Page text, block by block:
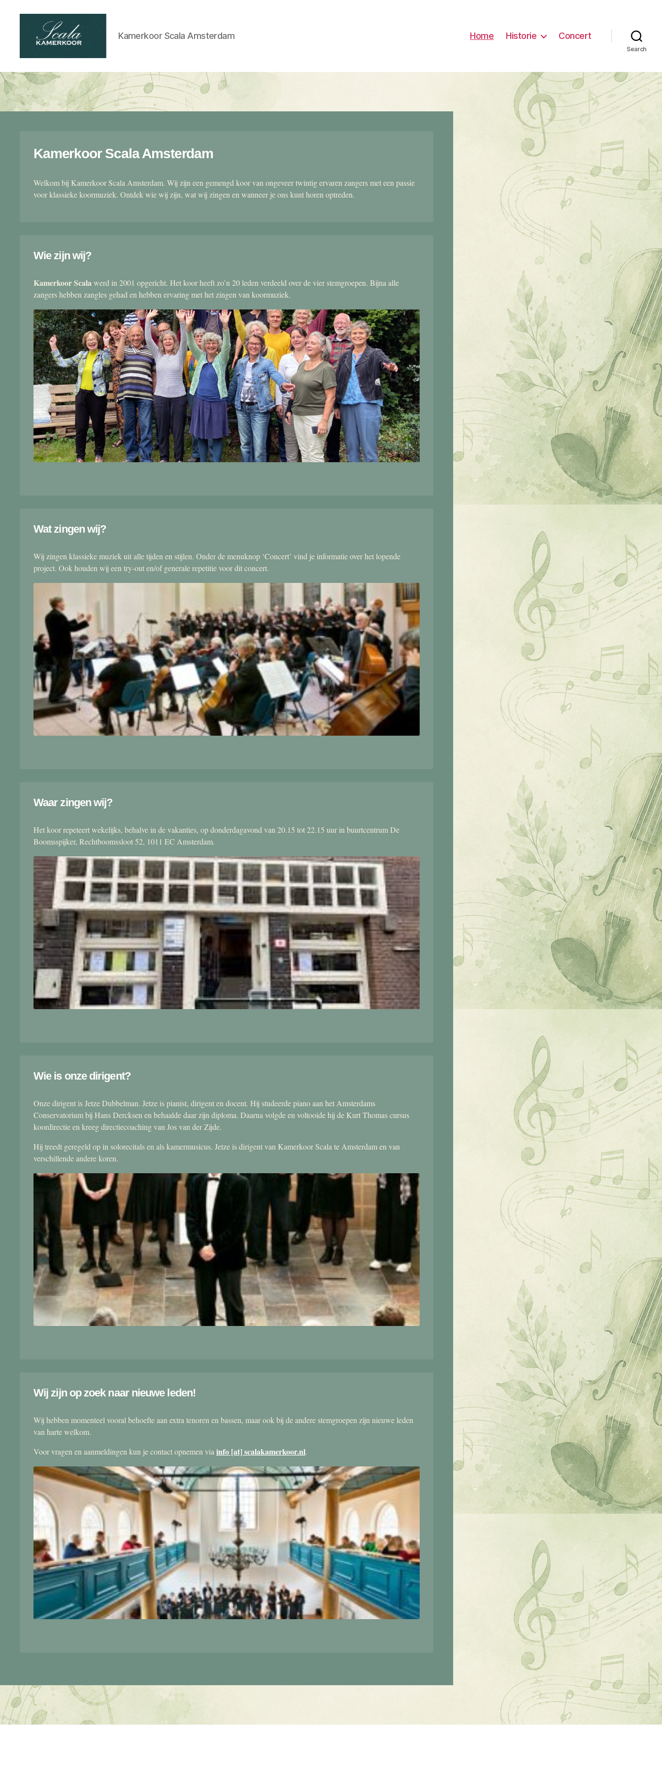
kamerkoor
Kamerkoor Scala Amsterdam Home Historie Concert
Search
Kamerkoor Scala Amsterdam
Welkom bij Kamerkoor Scala Amsterdam. Wij zijn een gemengd koor van ongeveer twintig ervaren zangers met een passie
voor klassieke koormuziek. Ontdek wie wij zijn, wat wij zingen en wanneer je ons kunt horen optreden.
Wie zijn wij?
Kamerkoor Scalawerd in 2001 opgericht. Het koor heeft zo’n 20 leden verdeeld over de vier stemgroepen. Bijna alle
zangers hebben zangles gehad en hebben ervaring met het zingen van koormuziek.
Wat zingen wij?
Wij zingen klassieke muziek uit alle tijden en stijlen. Onder de menuknop ‘Concert’ vind je informatie over het lopende
project. Ook houden wij een try-out en/of generale repetitie voor dit concert.
Waar zingen wij?
Het koor repeteert wekelijks, behalve in de vakanties, op donderdagavond van 20.15 tot 22.15 uur in buurtcentrum De
Boomsspijker, Rechtboomssloot 52, 1011 EC Amsterdam.
Wie is onze dirigent?
Onze dirigent is Jetze Dubbelman. Jetze is pianist, dirigent en docent. Hij studeerde piano aan het Amsterdams
Conservatorium bij Hans Dercksen en behaalde daar zijn diploma. Daarna volgde en voltooide hij de Kurt Thomas cursus
koordirectie en kreeg directiecoaching van Jos van der Zijde.
Hij treedt geregeld op in solorecitals en als kamermusicus. Jetze is dirigent van Kamerkoor Scala te Amsterdam en van
verschillende andere koren.
Wij zijn op zoek naar nieuwe leden!
Wij hebben momenteel vooral behoefte aan extra tenoren en bassen, maar ook bij de andere stemgroepen zijn nieuwe leden
van harte welkom.
Voor vragen en aanmeldingen kun je contact opnemen via info [at] scalakamerkoor.nl.